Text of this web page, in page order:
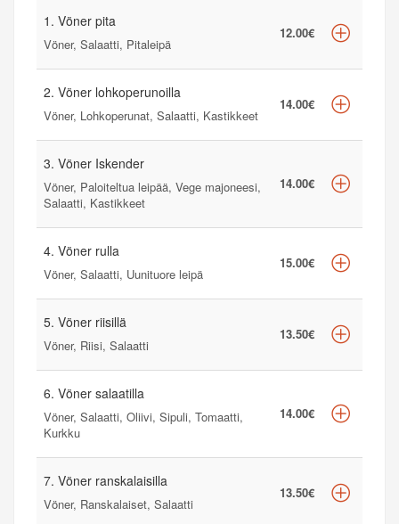
1. Vöner pita
Vöner, Salaatti, Pitaleipä
12.00€
2. Vöner lohkoperunoilla
Vöner, Lohkoperunat, Salaatti, Kastikkeet
14.00€
3. Vöner Iskender
Vöner, Paloiteltua leipää, Vege majoneesi,
Salaatti, Kastikkeet
14.00€
4. Vöner rulla
Vöner, Salaatti, Uunituore leipä
15.00€
5. Vöner riisillä
Vöner, Riisi, Salaatti
13.50€
6. Vöner salaatilla
Vöner, Salaatti, Oliivi, Sipuli, Tomaatti,
Kurkku
14.00€
7. Vöner ranskalaisilla
Vöner, Ranskalaiset, Salaatti
13.50€